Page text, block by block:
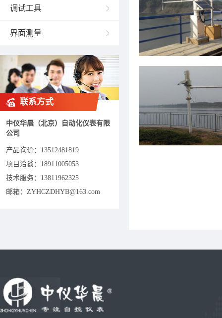
调试工具
界面测量
联系方式
中仪华晨（北京）自动化仪表有限
公司
产品询价： 13512481819
项目洽谈： 18911005053
技术服务：13811962325
邮箱：ZYHCZDHYB@163.com